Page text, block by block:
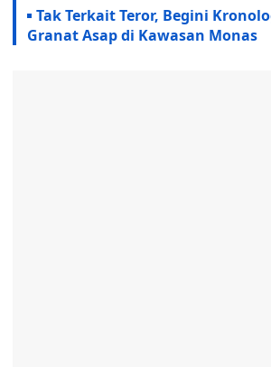
Tak Terkait Teror, Begini
Granat Asap di Kawasan Monas